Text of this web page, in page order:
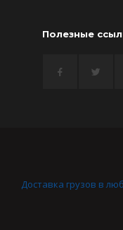
Полезные
Доставка грузов в